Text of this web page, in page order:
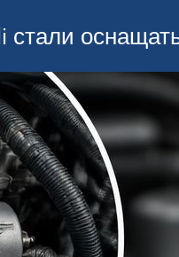
стали